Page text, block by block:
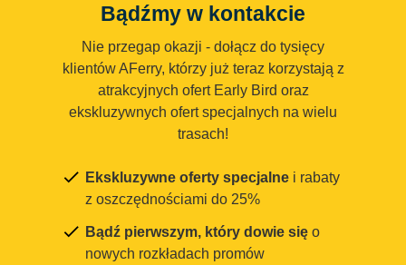
Bądźmy w kontakcie
Nie przegap okazji - dołącz do tysięcy
klientów AFerry, którzy już teraz korzystają z
atrakcyjnych ofert Early Bird oraz
ekskluzywnych ofert specjalnych na wielu
trasach!
Ekskluzywne oferty specjalne i rabaty
z oszczędnościami do 25%
Bądź pierwszym, który dowie się o
nowych rozkładach promów